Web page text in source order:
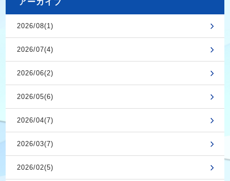
アーカイブ
2026/08(1)
2026/07(4)
2026/06(2)
2026/05(6)
2026/04(7)
2026/03(7)
2026/02(5)